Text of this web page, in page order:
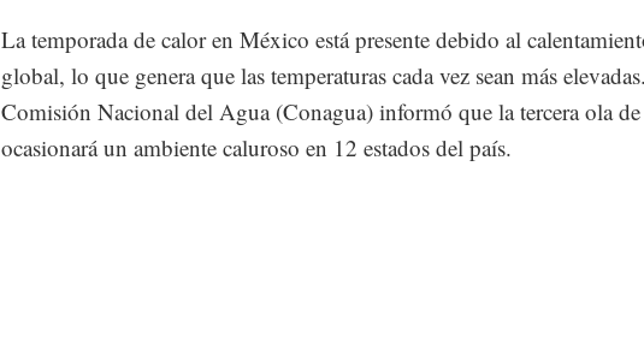
La temporada de calor en México está presente debido al
global, lo que genera que las temperaturas cada vez sean más
Comisión Nacional del Agua (Conagua) informó que la tercera ola
ocasionará un ambiente caluroso en 12 estados del país.